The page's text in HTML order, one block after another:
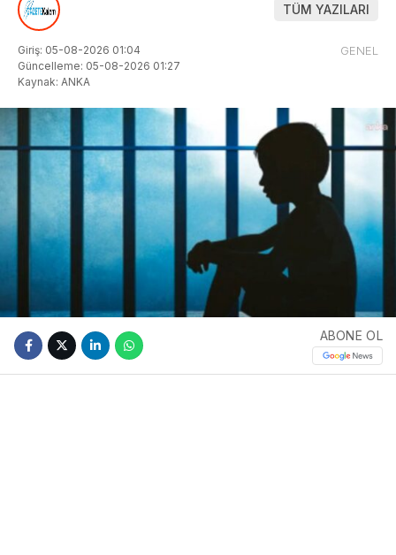
TÜM YAZILARI
Giriş: 05-08-2026 01:04
Güncelleme: 05-08-2026 01:27
Kaynak: ANKA
GENEL
ABONE OL